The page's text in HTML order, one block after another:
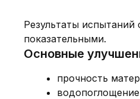
Результаты испытаний
показательными.
Основные
прочность